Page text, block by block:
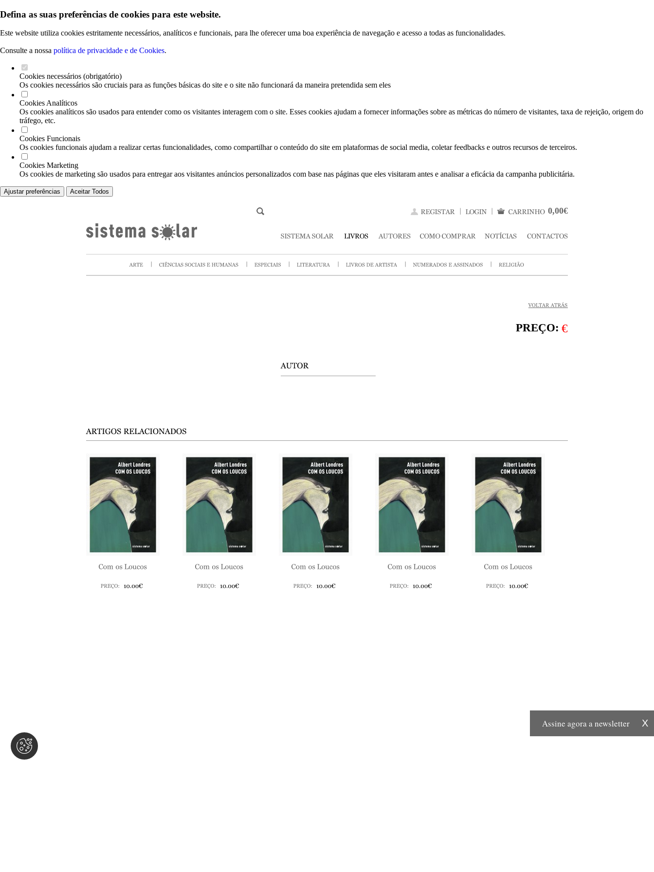
Defina as suas preferências de cookies para este website.
Este website utiliza cookies estritamente necessários, analíticos e funcionais, para lhe oferecer uma boa experiência de navegação e acesso a todas as funcionalidades.
Consulte a nossa política de privacidade e de Cookies.
Cookies necessários (obrigatório)
Os cookies necessários são cruciais para as funções básicas do site e o site não funcionará da maneira pretendida sem eles
Cookies Analíticos
Os cookies analíticos são usados para entender como os visitantes interagem com o site. Esses cookies ajudam a fornecer informações sobre as métricas do número de visitantes, taxa de rejeição, origem do
tráfego, etc.
Cookies Funcionais
Os cookies funcionais ajudam a realizar certas funcionalidades, como compartilhar o conteúdo do site em plataformas de social media, coletar feedbacks e outros recursos de terceiros.
Cookies Marketing
Os cookies de marketing são usados para entregar aos visitantes anúncios personalizados com base nas páginas que eles visitaram antes e analisar a eficácia da campanha publicitária.
Ajustar preferências Aceitar Todos
0,00€
PREÇO: €
X
Assine agora a newsletter